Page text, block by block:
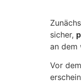
sicher,
an dem
Vor